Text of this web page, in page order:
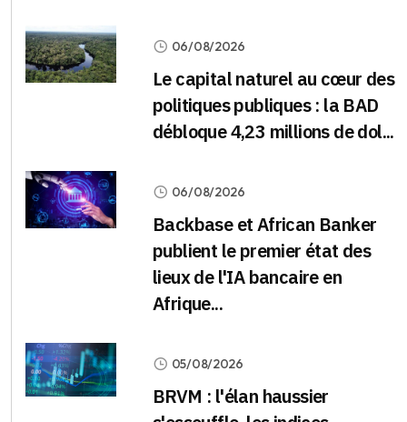
06/08/2026
Le capital naturel au cœur des
politiques publiques : la BAD
débloque 4,23 millions de dol...
06/08/2026
Backbase et African Banker
publient le premier état des
lieux de l'IA bancaire en
Afrique...
05/08/2026
BRVM : l'élan haussier